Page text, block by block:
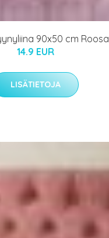
90x50 cm Roosa
14.9 EUR
LISÄTIETOJA